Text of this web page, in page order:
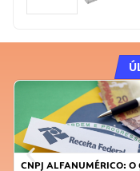
DICAS PARA OBTER